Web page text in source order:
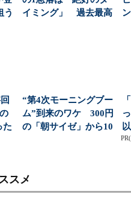
う
イミング」 過去最高
た
“第4次モーニングブー
ム”到来のワケ 300円
の「朝サイゼ」から10
スメ